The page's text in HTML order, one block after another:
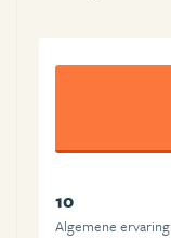
10
Algemene ervaring